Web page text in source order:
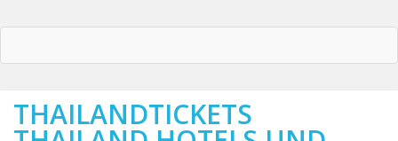
THAILANDTICKETS